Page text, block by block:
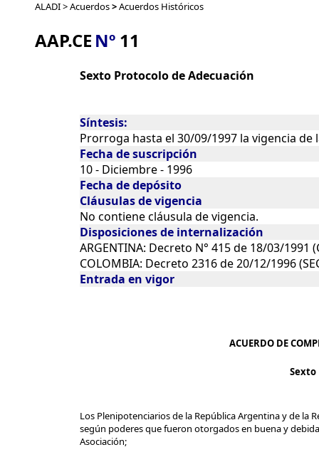
ALADI > Acuerdos>Acuerdos Históricos
AAP.CE Nº 11
Sexto Protocolo de Adecuación
Síntesis:
Prorroga hasta el 30/09/1997 la vigencia
Fecha de suscripción
10 - Diciembre - 1996
Fecha de depósito
Cláusulas de vigencia
No contiene cláusula de vigencia.
Disposiciones de internalización
ARGENTINA: Decreto N° 415 de 18/03/1991
COLOMBIA: Decreto 2316 de 20/12/1996
Entrada en vigor
ACUERDO DE
Sexto
Los Plenipotenciarios de la República Argentina y de la
según poderes que fueron otorgados en buena y
Asociación;